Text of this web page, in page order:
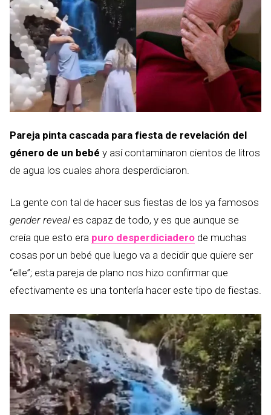
Pareja pinta cascada para fiesta de revelación del
género de un bebé y así contaminaron cientos de litros
de agua los cuales ahora desperdiciaron.
La gente con tal de hacer sus fiestas de los ya famosos
gender reveal es capaz de todo, y es que aunque se
creía que esto era puro desperdiciadero de muchas
cosas por un bebé que luego va a decidir que quiere ser
“elle”; esta pareja de plano nos hizo confirmar que
efectivamente es una tontería hacer este tipo de fiestas.